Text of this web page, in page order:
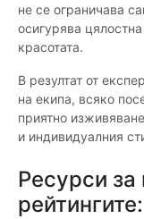
не се ограничава
осигурява
красотата.
В резултат от
на екипа, всяко
приятно
и индивидуалния
Ресурси за
рейтингите: